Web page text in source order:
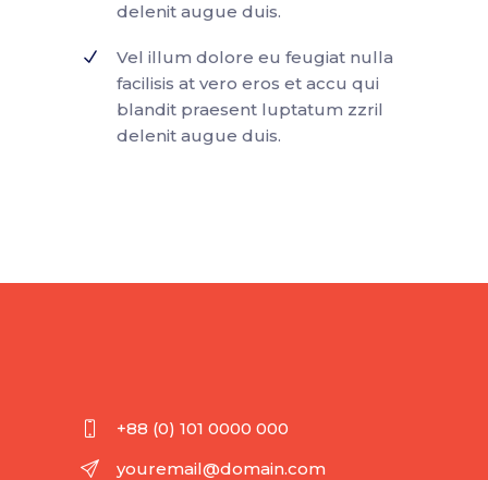
delenit augue duis.
Vel illum dolore eu feugiat nulla
facilisis at vero eros et accu qui
blandit praesent luptatum zzril
delenit augue duis.
+88 (0) 101 0000 000
youremail@domain.com